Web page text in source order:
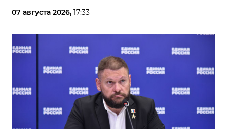
07 августа 2026, 17:33